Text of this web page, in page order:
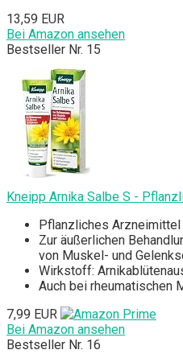
13,59 EUR
Bei Amazon ansehen
Bestseller Nr. 15
Kneipp Arnika Salbe S -
Pflanzliches Arzneimittel
Zur äußerlichen
von Muskel- und
Wirkstoff:
Auch bei rheumatischen
7,99 EUR
Bei Amazon ansehen
Bestseller Nr. 16